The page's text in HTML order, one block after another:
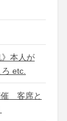
》本人が
etc.
催 客席と